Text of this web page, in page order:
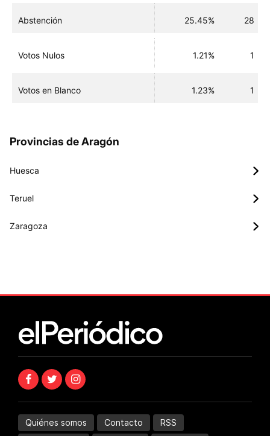
Abstención 25.45% 28
Votos Nulos 1.21% 1
Votos en Blanco 1.23% 1
Provincias de Aragón
Huesca
Teruel
Zaragoza
Quiénes somos Contacto
RSS